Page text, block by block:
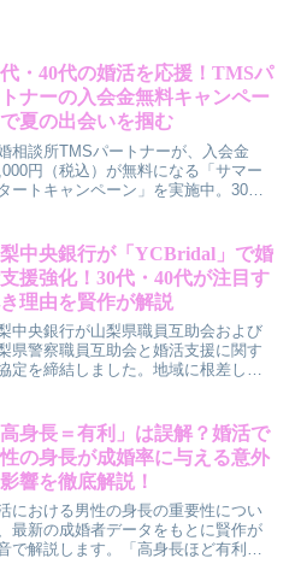
・40代の婚活を応援！TMSパ
ナーの入会金無料キャンペー
夏の出会いを掴む
相談所TMSパートナーが、入会金
円（税込）が無料になる「サマー
ートキャンペーン」を実施中。30
中央銀行が「YCBridal」で婚
援強化！30代・40代が注目す
理由を賢作が解説
中央銀行が山梨県職員互助会および
県警察職員互助会と婚活支援に関す
定を締結しました。地域に根差した
新たな出会いの機会を提供するこの取
みについて、賢作が解説します。
高身長＝有利」は誤解？婚活で
の身長が成婚率に与える意外
響を徹底解説！
における男性の身長の重要性につい
最新の成婚者データをもとに賢作が
で解説します。「高身長ほど有利」